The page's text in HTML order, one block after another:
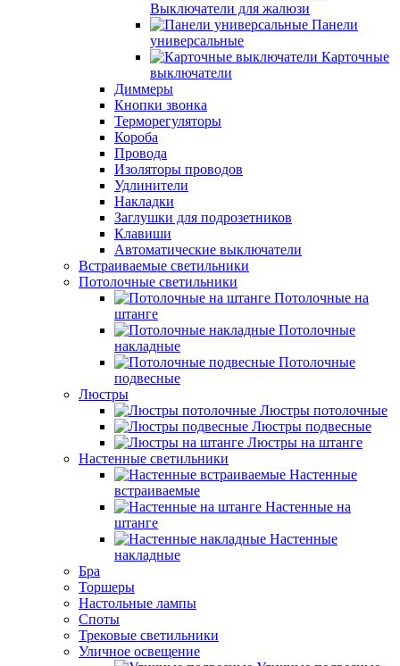
Выключатели для жалюзи
Панели
универсальные
Карточные
выключатели
Диммеры
Кнопки звонка
Терморегуляторы
Короба
Провода
Изоляторы проводов
Удлинители
Накладки
Заглушки для подрозетников
Клавиши
Автоматические выключатели
Встраиваемые светильники
Потолочные светильники
Потолочные на
штанге
Потолочные
накладные
Потолочные
подвесные
Люстры
Люстры потолочные
Люстры подвесные
Люстры на штанге
Настенные светильники
Настенные
встраиваемые
Настенные на
штанге
Настенные
накладные
Бра
Торшеры
Настольные лампы
Споты
Трековые светильники
Уличное освещение